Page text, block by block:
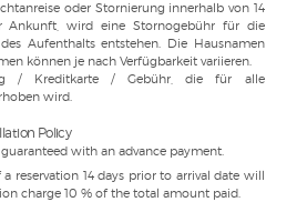
oder Stornierung innerhalb von 14
Ankunft, wird eine Stornogebühr für die
Aufenthalts entstehen. Die Hausnamen
können je nach Verfügbarkeit variieren.
/ Kreditkarte / Gebühr, die für alle
wird.
Policy
guaranteed with an advance payment.
a reservation 14 days prior to arrival date will
charge 10 % of the total amount paid.